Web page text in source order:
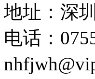
地址：深
电话：